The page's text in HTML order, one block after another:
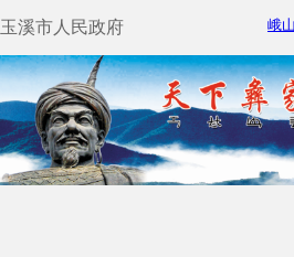
玉溪市人民政府